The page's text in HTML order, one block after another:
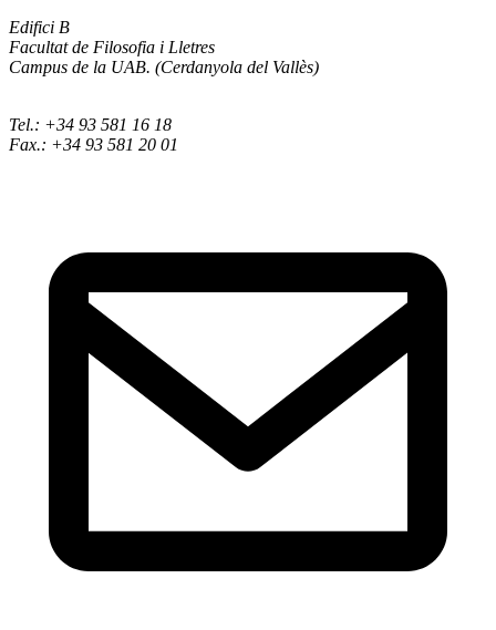
Edifici B
Facultat de Filosofia i Lletres
Campus de la UAB. (Cerdanyola del Vallès)
Tel.: +34 93 581 16 18
Fax.: +34 93 581 20 01